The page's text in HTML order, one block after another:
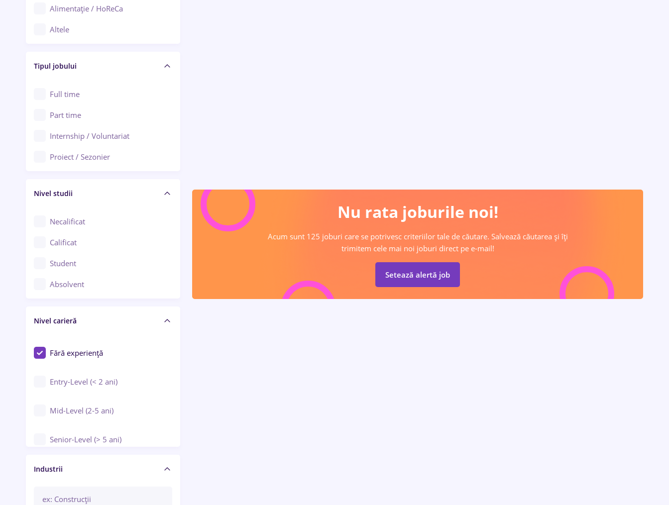
Arad
Baia Mare
Bârlad
Bistrița (Bistrița-Năsăud)
Alimentație / HoReCa
Altele
Asigurări
Au pair / Babysitter / Curățenie
Audit / Consultanță
Auto / Echipamente
Automatizări
Cercetare - dezvoltare
Chimie / Biochimie
Confecții / Design vestimentar
Construcții / Instalații
Controlul calității
Educație / Training / Arte
Tipul jobului
Full time
Part time
Internship / Voluntariat
Proiect / Sezonier
Nivel studii
Necalificat
Calificat
Student
Absolvent
Nivel carieră
Fără experiență
Entry-Level (< 2 ani)
Mid-Level (2-5 ani)
Senior-Level (> 5 ani)
Manager / Executiv
Industrii
Nu rata joburile noi!
Acum sunt 125 joburi care se potrivesc criteriilor tale de căutare. Salvează căutarea și îți
trimitem cele mai noi joburi direct pe e-mail!
Setează alertă job